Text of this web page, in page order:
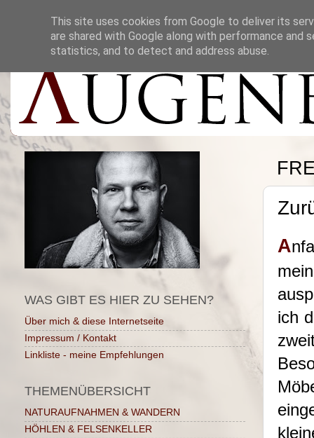
A
ich
WAS GIBT ES HIER ZU SEHEN?
Über mich & diese Internetseite
Impressum / Kontakt
Linkliste - meine Empfehlungen
THEMENÜBERSICHT
NATURAUFNAHMEN & WANDERN
HÖHLEN & FELSENKELLER
This site uses cookies from Google to deliver its
are shared with Google along with performance
statistics, and to detect and address abuse.